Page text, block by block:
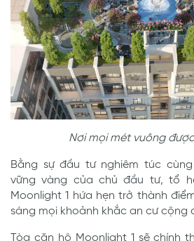
Nơi mọi mét vuông
Bằng sự đầu tư nghiêm túc
vững vàng của chủ đầu tư, tổ
Moonlight 1 hứa hẹn trở thành
sáng mọi khoảnh khắc an cư cộng
Tòa căn hộ Moonlight 1 sẽ chính